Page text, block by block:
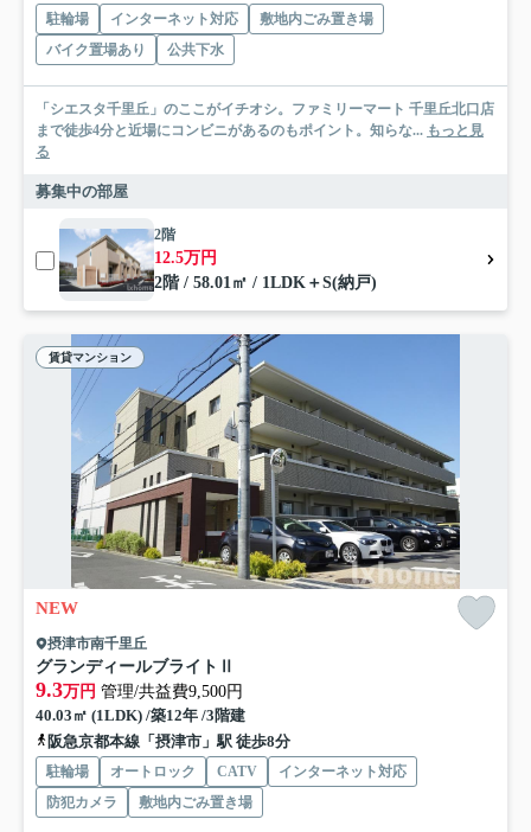
駐輪場 インターネット対応
敷地内ごみ置き場
バイク置場あり
公共下水
「シエスタ千里丘」のここがイチオシ。ファミリーマート 千里丘北口店
まで徒歩4分と近場にコンビニがあるのもポイント。知らな... もっと見
る
募集中の部屋
2階
12.5万円
2階 / 58.01㎡ / 1LDK＋S(納戸)
賃貸マンション
NEW
摂津市南千里丘
グランディールブライトⅡ
9.3万円 管理/共益費9,500円
40.03㎡ (1LDK) /築12年 /3階建
阪急京都本線「摂津市」駅 徒歩8分
駐輪場 オートロック CATV
インターネット対応
防犯カメラ
敷地内ごみ置き場